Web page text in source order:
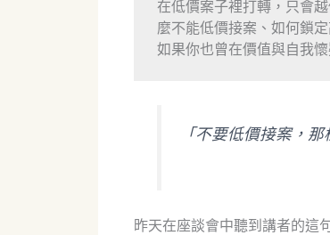
在低價案子裡打轉，只會
麼不能低價接案、如何鎖
如果你也曾在價值與自我
「不要低價接案，
昨天在座談會中聽到講者的這